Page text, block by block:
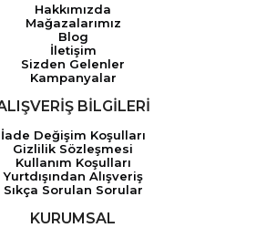
Hakkımızda
Mağazalarımız
Blog
İletişim
Sizden Gelenler
Kampanyalar
BİLGİLERİ
İade Değişim Koşulları
Gizlilik Sözleşmesi
Kullanım Koşulları
Yurtdışından Alışveriş
Sıkça Sorulan Sorular
KURUMSAL